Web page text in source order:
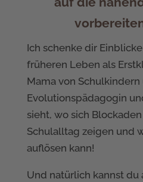
Ich schenke dir
früheren Leben als
Mama von Schulkindern
Evolutionspädagogin
sieht, wo sich
Schulalltag zeigen und
auflösen kann!
Und natürlich kannst du